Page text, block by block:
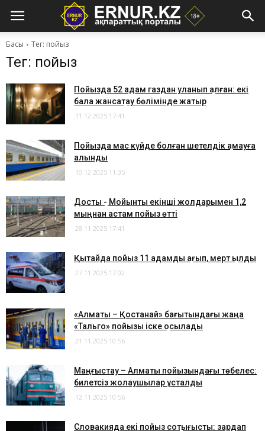
Басы Тег: пойыз
Тег: пойыз
Пойызда 52 адам газдан уланып қалған: екі
бала жансақтау бөлімінде жатыр
11.12.2025 17:41
Пойызда мас күйде болған шетелдік қамауға
алынды
10.12.2025 11:35
​Достық - Мойынты екінші жолдарымен 1,2
мыңнан астам пойыз өтті
28.11.2025 17:41
Қытайда пойыз 11 адамды қағып, мерт қылды
27.11.2025 17:02
«Алматы – Қостанай» бағытындағы жаңа
«Тальго» пойызы іске қосылады
21.11.2025 10:56
Маңғыстау – Алматы пойызындағы төбелес:
билетсіз жолаушылар ұсталды
12.11.2025 10:56
Словакияда екі пойыз соқтығысты: зардап